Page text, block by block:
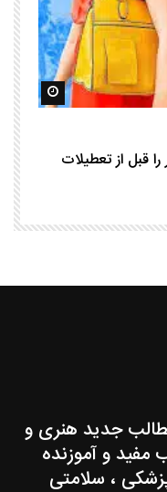
مشاهده
قبل از تعطیلات
جدید هنری و
و آموزنده
، سلامتی